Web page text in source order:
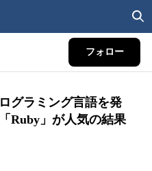
フォロー
グラミング言語を発
Ruby」が人気の結果